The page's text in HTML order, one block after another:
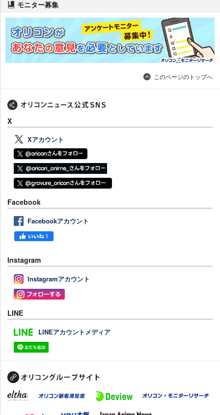
モニター募集
このページのトップへ
X
Xアカウント
Facebook
Facebookアカウント
Instagram
Instagramアカウント
LINE
LINEアカウントメディア